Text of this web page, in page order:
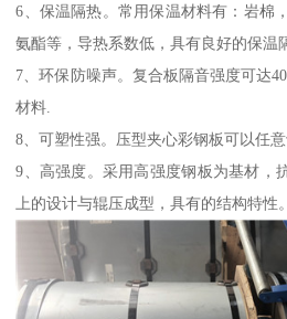
6、保温隔热。常用保温材料有：岩棉
氨酯等，导热系数低，具有良好的保温
7、环保防噪声。复合板隔音强度可达
材料.
8、可塑性强。压型夹心彩钢板可以任
9、高强度。采用高强度钢板为基材，
上的设计与辊压成型，具有的结构特性。